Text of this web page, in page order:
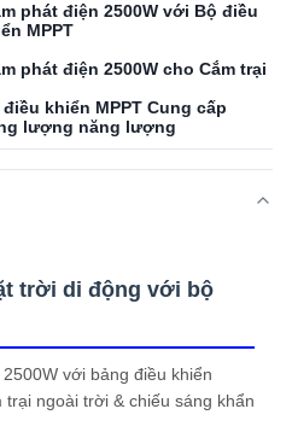
phát điện 2500W với Bộ điều
MPPT
phát điện 2500W cho Cắm trại
điều khiển MPPT Cung cấp
lượng năng lượng
trời di động với bộ
với bảng điều khiển
ngoài trời & chiếu sáng khẩn